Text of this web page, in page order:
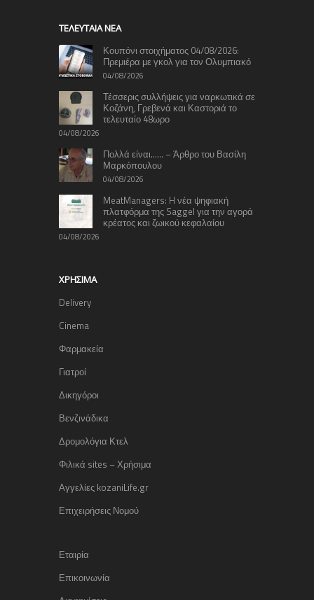
TΕΛΕΥΤΑΊΑ ΝΈΑ
Κουπόνι στοιχήματος 04/08/2026:
Πρεμιέρα με γκολ για τον Ολυμπιακό
04/08/2026
Τέσσερις συλλήψεις για ναρκωτικά σε
Κοζάνη, Γρεβενά και Καστοριά το
τελευταίο 48ωρο
04/08/2026
Πολλά είναι…… – Άρθρο του Βασίλη
Μαρκόπουλου
04/08/2026
MeatManagers: H νέα ψηφιακή
πλατφόρμα της Saggel για την αγορά
κρέατος και ζωικού κεφαλαίου
04/08/2026
ΧΡΉΣΙΜΑ
Delivery
Cinema
Φαρμακεία
Γιατροί
Δικηγόροι
Βενζινάδικα
Δρομολόγια Κτελ
Φιλικά sites – Χρήσιμα
Αγγελίες kozaniLife.gr
Επιχειρήσεις Νομού
Εταιρία
Επικοινωνία